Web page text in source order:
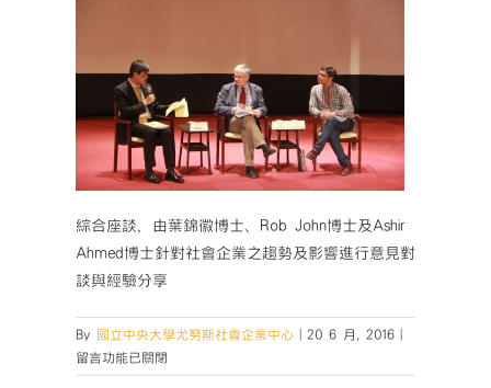
綜合座談，由葉錦徽博士、Rob John博士及Ashir
Ahmed博士針對社會企業之趨勢及影響進行意見對
談與經驗分享
By 國立中央大學尤努斯社會企業中心 20 6 月, 2016
尤
留言功能已關閉